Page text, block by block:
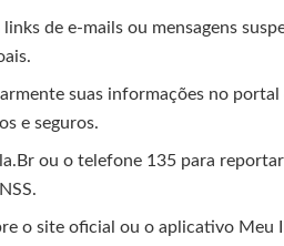
links de e-mails ou mensagens
suas informações no portal
e seguros.
ou o telefone 135 para
o site oficial ou o aplicativo Meu